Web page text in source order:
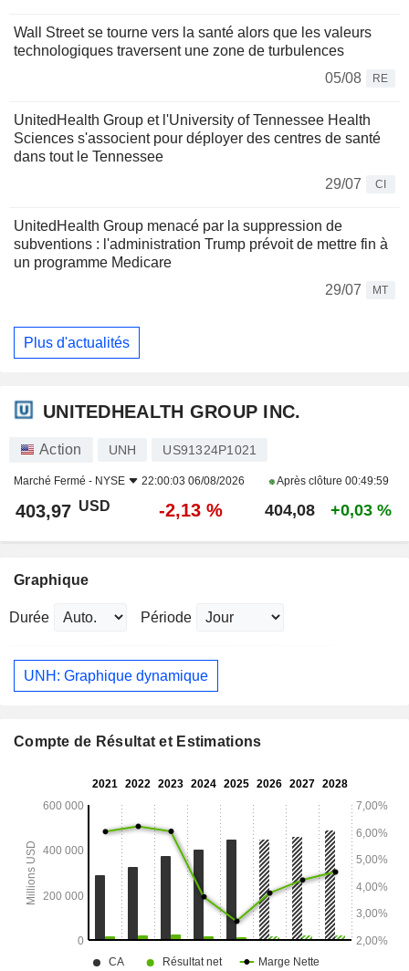
Wall Street se tourne vers la santé alors que les valeurs
technologiques traversent une zone de turbulences
05/08
RE
UnitedHealth Group et l'University of Tennessee Health
Sciences s'associent pour déployer des centres de santé
dans tout le Tennessee
29/07
CI
UnitedHealth Group menacé par la suppression de
subventions : l'administration Trump prévoit de mettre fin à
un programme Medicare
29/07
MT
Plus d'actualités
UNITEDHEALTH GROUP INC.
Action UNH US91324P1021
Marché Fermé - NYSE 22:00:03 06/08/2026 Après clôture 00:49:59
403,97 USD -2,13 % 404,08 +0,03 %
Graphique
Durée Période
UNH: Graphique dynamique
Compte de Résultat et Estimations